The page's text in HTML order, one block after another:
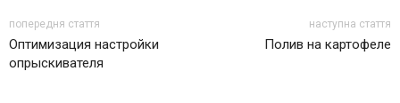
попередня стаття
Оптимизация настройки
опрыскивателя
наступна стаття
Полив на картофеле